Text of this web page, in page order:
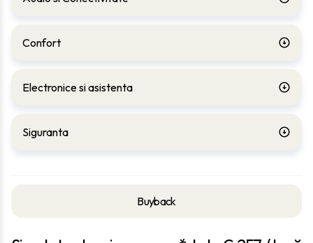
Buyback
Confort
Electronice si asistenta
Siguranta